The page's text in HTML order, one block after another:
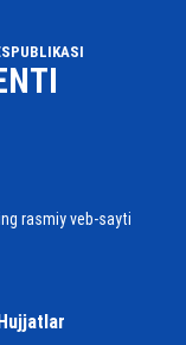
rasmiy veb-sayti